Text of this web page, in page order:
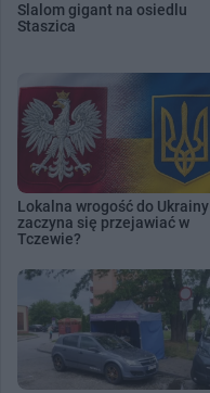
Slalom gigant na osiedlu
Staszica
Lokalna wrogość do Ukrainy
zaczyna się przejawiać w
Tczewie?